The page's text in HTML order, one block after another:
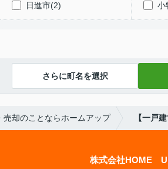
日進市(2) 小
さらに町名を選択
却のことならホームアップ 【一戸
株式会社HOME